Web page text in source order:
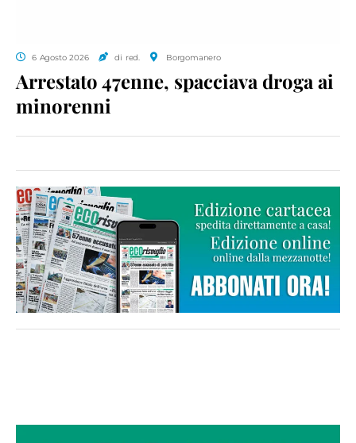
6 Agosto 2026 di red. Borgomanero
Arrestato 47enne, spacciava droga ai
minorenni